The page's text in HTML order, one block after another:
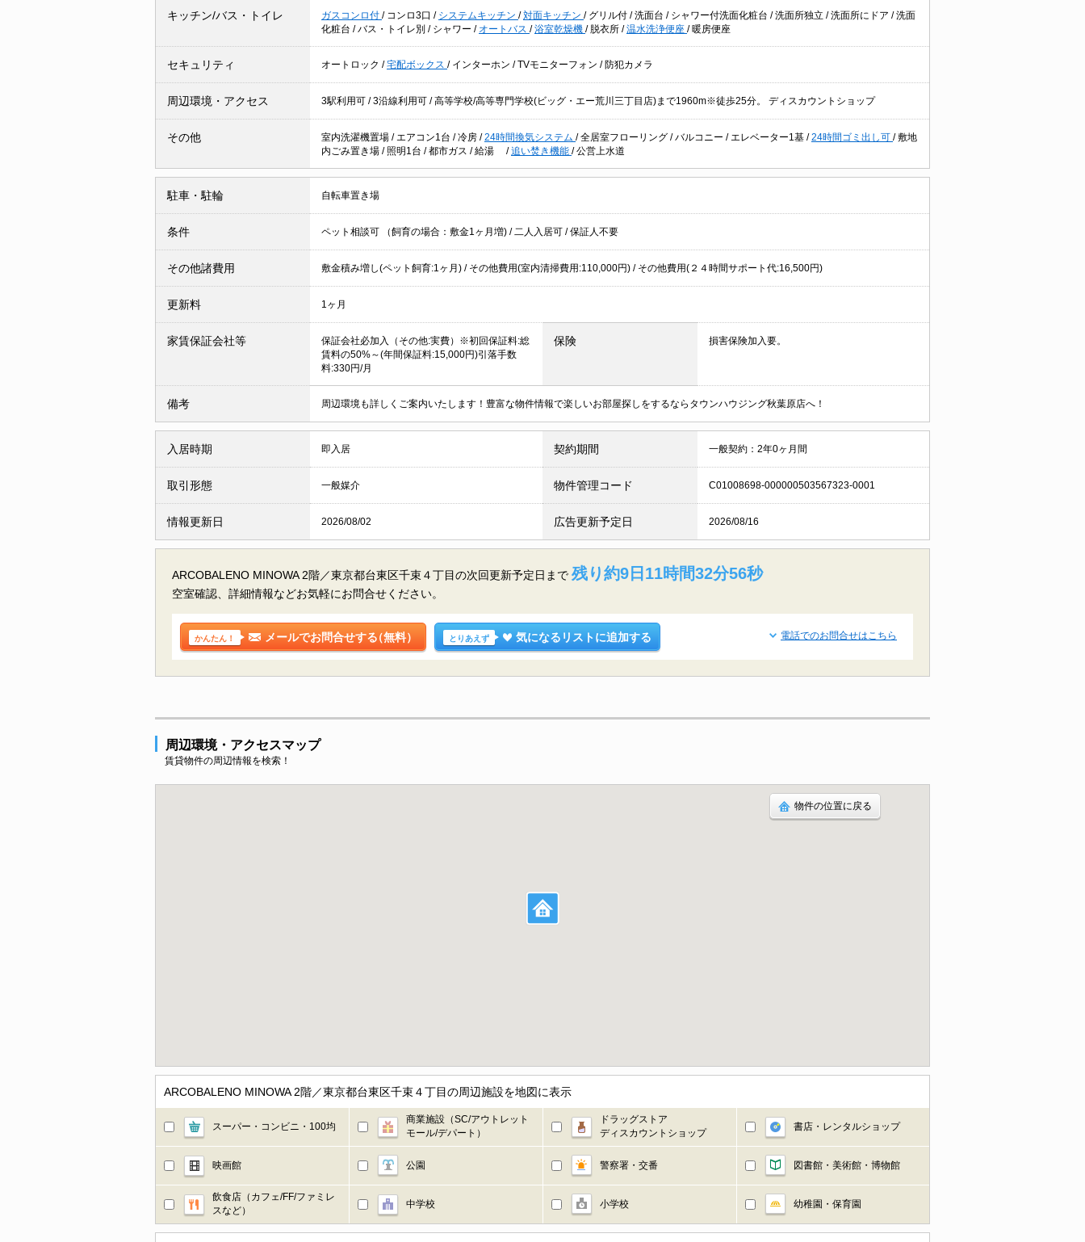
キッチン/バス・トイレ ガスコンロ付 / コンロ3口 / システムキッチン /対面キッチン / グリル付 /洗面台 / シャワー付洗面化粧台 /洗面所独立 /洗面所にドア /洗面
化粧台 /バス・トイレ別 / シャワー / オートバス /浴室乾燥機 / 脱衣所 /温水洗浄便座 / 暖房便座
セキュリティ オートロック /宅配ボックス / インターホン /TVモニターフォン / 防犯カメラ
周辺環境・アクセス 3駅利用可 /3沿線利用可 / 高等学校/高等専門学校(ビッグ・エー荒川三丁目店)まで1960m※徒歩25分。 ディスカウントショップ
その他 室内洗濯機置場 / エアコン1台 /冷房 /24時間換気システム /全居室フローリング /バルコニー / エレベーター1基 /24時間ゴミ出し可 /敷地
内ごみ置き場 / 照明1台 /都市ガス /給湯 /追い焚き機能 /公営上水道
駐車・駐輪 自転車置き場
条件 ペット相談可 （飼育の場合：敷金1ヶ月増) / 二人入居可 /保証人不要
その他諸費用 敷金積み増し(ペット飼育:1ヶ月) / その他費用(室内清掃費用:110,000円) / その他費用(２４時間サポート代:16,500円)
更新料 1ヶ月
家賃保証会社等
保証会社必加入（その他:実費）※初回保証料:総
賃料の50%～(年間保証料:15,000円)引落手数
料:330円/月
保険 損害保険加入要。
備考 周辺環境も詳しくご案内いたします！豊富な物件情報で楽しいお部屋探しをするならタウンハウジング秋葉原店へ！
入居時期 即入居 契約期間 一般契約：2年0ヶ月間
取引形態 一般媒介 物件管理コード C01008698-000000503567323-0001
情報更新日 2026/08/02 広告更新予定日 2026/08/16
ARCOBALENO MINOWA 2階／東京都台東区千束４丁目の次回更新予定日まで 残り約9日11時間32分55秒
空室確認、詳細情報などお気軽にお問合せください。
かんたん！ メールでお問合せする（無料） とりあえず 気になるリストに追加する 電話でのお問合せはこちら
周辺環境・アクセスマップ
賃貸物件の周辺情報を検索！
物件の位置に戻る
ARCOBALENO MINOWA 2階／東京都台東区千束４丁目の周辺施設を地図に表示
スーパー・コンビニ・100均
商業施設（SC/アウトレット
モール/デパート）
ドラッグストア
ディスカウントショップ
書店・レンタルショップ
映画館 公園 警察署・交番 図書館・美術館・博物館
飲食店（カフェ/FF/ファミレ
スなど）
中学校 小学校 幼稚園・保育園